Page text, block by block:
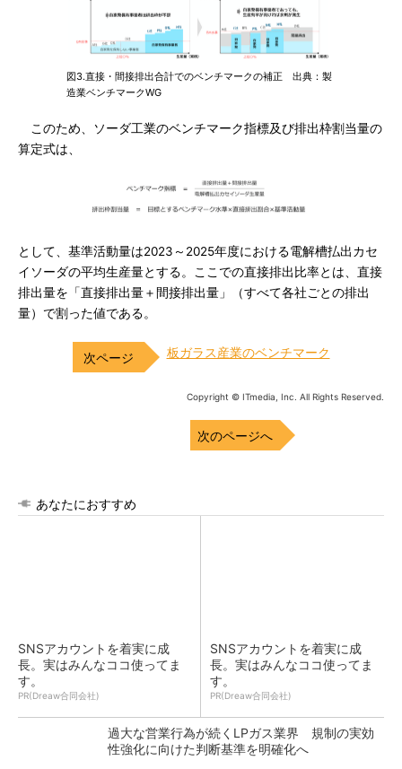
図3.直接・間接排出合計でのベンチマークの補正 出典：製
造業ベンチマークWG
このため、ソーダ工業のベンチマーク指標及び排出枠割当量の
算定式は、
として、基準活動量は2023～2025年度における電解槽払出カセ
イソーダの平均生産量とする。ここでの直接排出比率とは、直接
排出量を「直接排出量＋間接排出量」（すべて各社ごとの排出
量）で割った値である。
板ガラス産業のベンチマーク
Copyright © ITmedia, Inc. All Rights Reserved.
次のページへ
あなたにおすすめ
SNSアカウントを着実に成
長。実はみんなココ使ってま
す。
PR(Dreaw合同会社)
SNSアカウントを着実に成
長。実はみんなココ使ってま
す。
PR(Dreaw合同会社)
過大な営業行為が続くLPガス業界 規制の実効
性強化に向けた判断基準を明確化へ